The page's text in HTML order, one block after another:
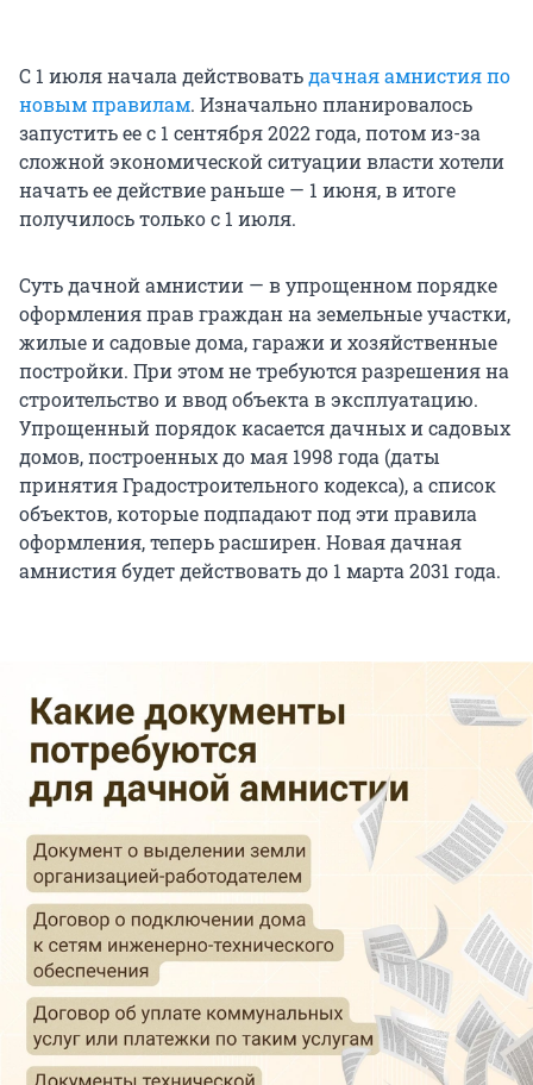
С 1 июля начала действоватьдачная амнистия по
новым правилам. Изначально планировалось
запустить ее с 1 сентября 2022 года, потом из-за
сложной экономической ситуации власти хотели
начать ее действие раньше — 1 июня, в итоге
получилось только с 1 июля.
Суть дачной амнистии — в упрощенном порядке
оформления прав граждан на земельные участки,
жилые и садовые дома, гаражи и хозяйственные
постройки. При этом не требуются разрешения на
строительство и ввод объекта в эксплуатацию.
Упрощенный порядок касается дачных и садовых
домов, построенных до мая 1998 года (даты
принятия Градостроительного кодекса), а список
объектов, которые подпадают под эти правила
оформления, теперь расширен. Новая дачная
амнистия будет действовать до 1 марта 2031 года.